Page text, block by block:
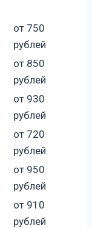
от 750
рублей
от 850
рублей
от 930
рублей
от 720
рублей
от 950
рублей
от 910
рублей